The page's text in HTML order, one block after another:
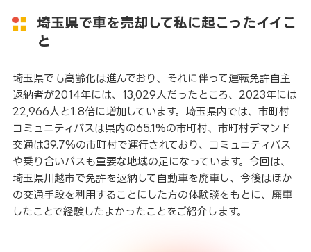
埼玉県で車を売却して私に起こったイイこ
と
埼玉県でも高齢化は進んでおり、それに伴って運転免許自主
返納者が2014年には、13,029人だったところ、2023年には
22,966人と1.8倍に増加しています。埼玉県内では、市町村
コミュニティバスは県内の65.1%の市町村、市町村デマンド
交通は39.7%の市町村で運行されており、コミュニティバス
や乗り合いバスも重要な地域の足になっています。今回は、
埼玉県川越市で免許を返納して自動車を廃車し、今後はほか
の交通手段を利用することにした方の体験談をもとに、廃車
したことで経験したよかったことをご紹介します。